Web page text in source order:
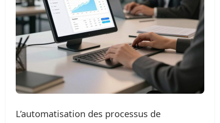
L’automatisation des processus de